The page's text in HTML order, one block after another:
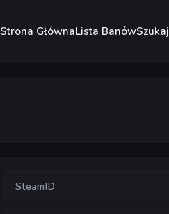
Strona GłównaLista BanówSzukaj
SteamID